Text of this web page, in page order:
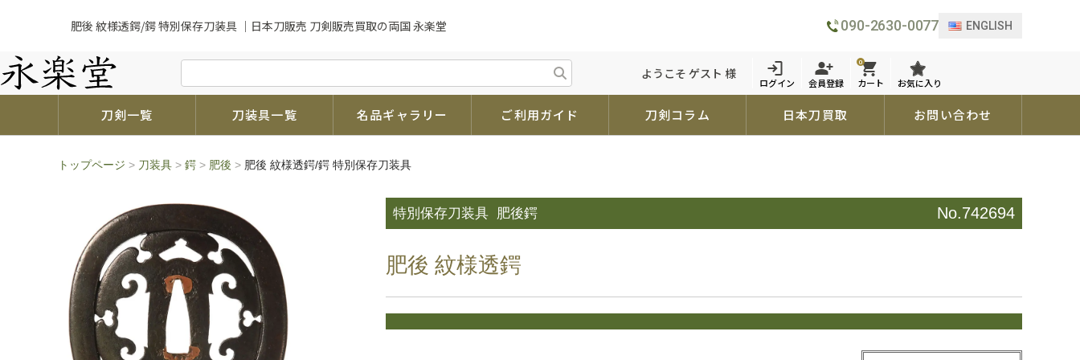
肥後 紋様透鍔/鍔 特別保存刀装具 ｜日本刀販売 刀剣販売買取の両国 永楽堂 090-2630-0077 ENGLISH
ようこそ ゲスト 様
ログイン 会員登録
0
カート お気に入り
刀剣一覧 刀装具一覧 名品ギャラリー ご利用ガイド 刀剣コラム 日本刀買取 お問い合わせ
トップページ > 刀装具 > 鍔 > 肥後 > 肥後 紋様透鍔/鍔 特別保存刀装具
特別保存刀装具 肥後鍔 No.742694
肥後 紋様透鍔